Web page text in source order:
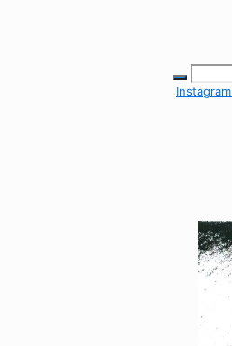
Instagram